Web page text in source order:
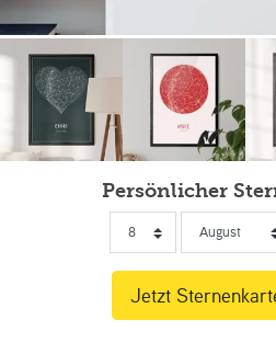
Persönlicher